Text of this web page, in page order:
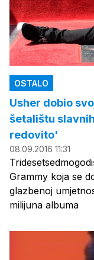
OSTALO
Usher dobio
šetalištu
redovito'
08.09.2016 11:31
Grammy koja se
glazbenoj
milijuna albuma